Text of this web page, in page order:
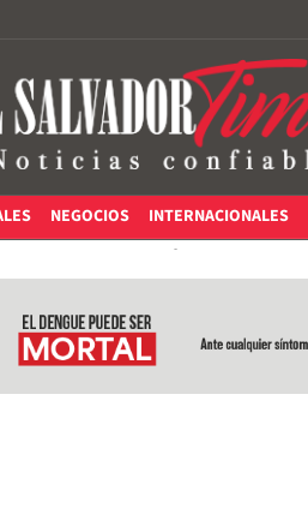
NEGOCIOS INTERNACIONALES